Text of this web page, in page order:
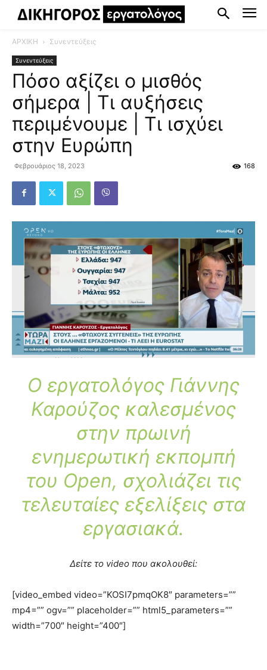
ΑΡΧΙΚΗ Συνεντεύξεις
Συνεντεύξεις
Πόσο αξίζει ο μισθός
σήμερα | Τι αυξήσεις
περιμένουμε | Τι ισχύει
στην Ευρώπη
Φεβρουάριος 18, 2023 168
Ο εργατολόγος Γιάννης
Καρούζος καλεσμένος
στην πρωινή
ενημερωτική εκπομπή
του Open, σχολιάζει τις
τελευταίες εξελίξεις στα
εργασιακά.
Δείτε το video που ακολουθεί:
[video_embed video=”KOSI7pmqOK8″ parameters=””
mp4=”” ogv=”” placeholder=”” html5_parameters=””
width=”700″ height=”400″]